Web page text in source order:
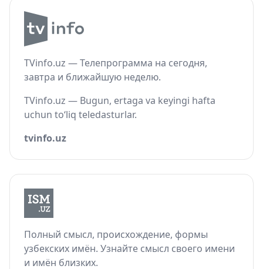
TVinfo.uz — Телепрограмма на сегодня,
завтра и ближайшую неделю.
TVinfo.uz — Bugun, ertaga va keyingi hafta
uchun to‘liq teledasturlar.
tvinfo.uz
Полный смысл, происхождение, формы
узбекских имён. Узнайте смысл своего имени
и имён близких.